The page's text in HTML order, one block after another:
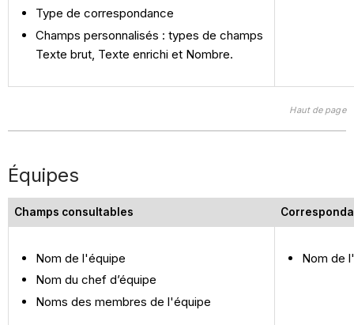
Type de correspondance
Champs personnalisés : types de champs
Texte brut, Texte enrichi et Nombre.
Haut de page
Équipes
Champs consultables
Nom de l'équipe
Nom du chef d’équipe
Noms des membres de l'équipe
Nom de